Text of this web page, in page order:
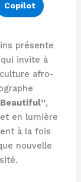
Copilot
présente
invite à
afro-
,
en lumière
à la fois
nouvelle